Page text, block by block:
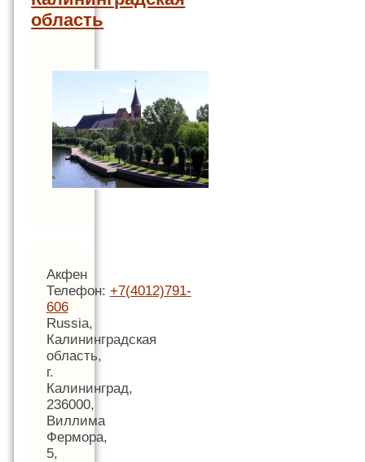
область
Акфен
Телефон: +7(4012)791-
606
Russia,
Калининградская
область,
г.
Калининград,
236000,
Виллима
Фермора,
5,